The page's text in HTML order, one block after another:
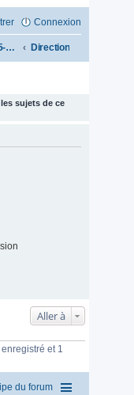
Connexion
FIAT CROMA 1985-1996 Direction
sujets de ce
Aller à
et 1
du forum